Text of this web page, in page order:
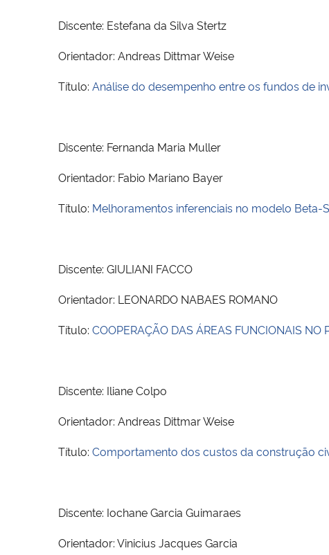
Discente: Estefana da Silva Stertz
Orientador: Andreas Dittmar Weise
Título: Análise do desempenho entre os fundos de
Discente: Fernanda Maria Muller
Orientador: Fabio Mariano Bayer
Título: Melhoramentos inferenciais no modelo Beta-
Discente: GIULIANI FACCO
Orientador: LEONARDO NABAES ROMANO
Título: COOPERAÇÃO DAS ÁREAS FUNCIONAIS NO
Discente: Iliane Colpo
Orientador: Andreas Dittmar Weise
Título: Comportamento dos custos da construção
Discente: Iochane Garcia Guimaraes
Orientador: Vinicius Jacques Garcia